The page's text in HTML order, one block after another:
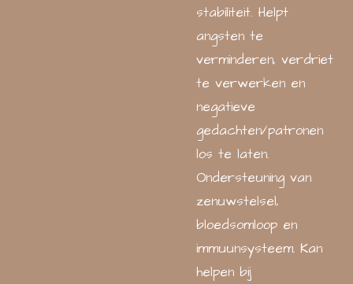
stabiliteit. Helpt
angsten te
verminderen, verdriet
te verwerken en
negatieve
gedachten/patronen
los te laten.
Ondersteuning van
zenuwstelsel,
bloedsomloop en
immuunsysteem. Kan
helpen bij